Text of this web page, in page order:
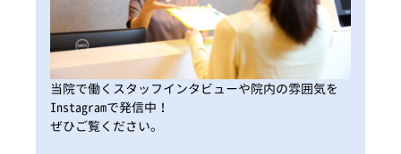
当院で働くスタッフインタビューや院内の雰囲気を
Instagramで発信中！
ぜひご覧ください。